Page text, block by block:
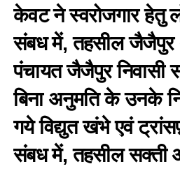
केवट ने स्वरोजगार हेतु
संबध में, तहसील जैजैपुर
पंचायत जैजैपुर निवासी
बिना अनुमति के उनके
गये विद्युत खंभे एवं
संबध में, तहसील सक्ती